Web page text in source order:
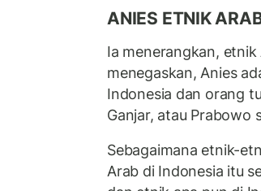
ANIES ETNIK
Ia menerangkan,
menegaskan, Anies
Indonesia dan orang
Ganjar, atau Prabowo
Sebagaimana etnik-
Arab di Indonesia itu